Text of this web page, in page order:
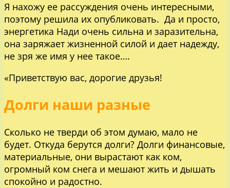
Я нахожу ее рассуждения очень интересными,
поэтому решила их опубликовать. Да и просто,
энергетика Нади очень сильна и заразительна,
она заряжает жизненной силой и дает надежду,
не зря же имя у нее такое….
«Приветствую вас, дорогие друзья!
Долги наши разные
Сколько не тверди об этом думаю, мало не
будет. Откуда берутся долги? Долги финансовые,
материальные, они вырастают как ком,
огромный ком снега и мешают жить и дышать
спокойно и радостно.